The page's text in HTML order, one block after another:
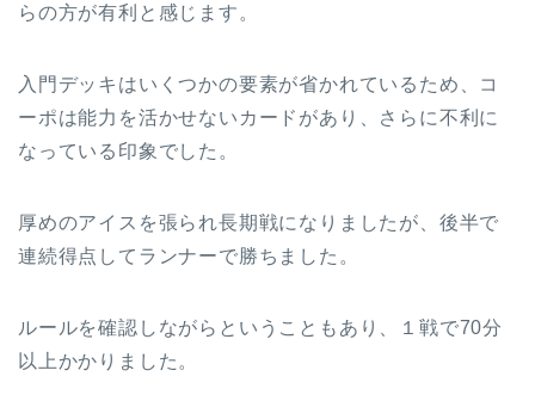
らの方が有利と感じます。
入門デッキはいくつかの要素が省かれているため、コ
ーポは能力を活かせないカードがあり、さらに不利に
なっている印象でした。
厚めのアイスを張られ長期戦になりましたが、後半で
連続得点してランナーで勝ちました。
ルールを確認しながらということもあり、１戦で70分
以上かかりました。